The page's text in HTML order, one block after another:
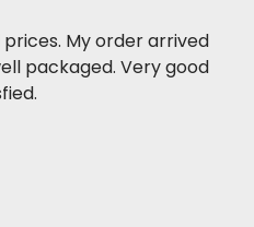
My order arrived
packaged. Very good